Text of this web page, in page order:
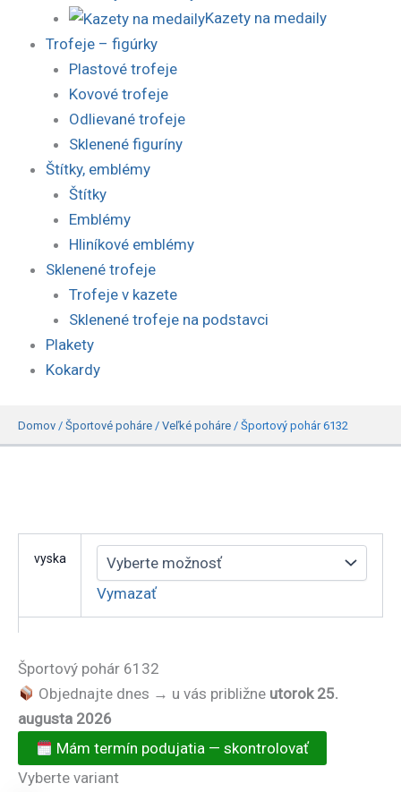
Kazety na medaily
Trofeje – figúrky
Plastové trofeje
Kovové trofeje
Odlievané trofeje
Sklenené figuríny
Štítky, emblémy
Štítky
Emblémy
Hliníkové emblémy
Sklenené trofeje
Trofeje v kazete
Sklenené trofeje na podstavci
Plakety
Kokardy
Domov / Športové poháre / Veľké poháre / Športový pohár 6132
vyska
Vymazať
Športový pohár 6132
Objednajte dnes → u vás približne utorok 25.
augusta 2026
Mám termín podujatia — skontrolovať
Vyberte variant